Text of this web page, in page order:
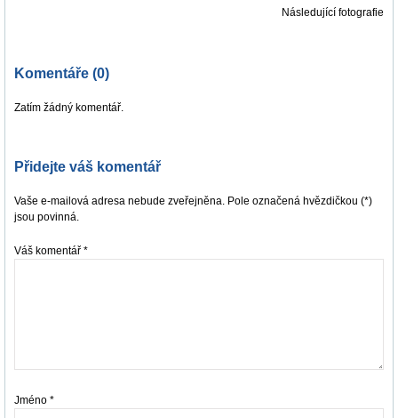
Následující fotografie
Komentáře (0)
Zatím žádný komentář.
Přidejte váš komentář
Vaše e-mailová adresa nebude zveřejněna. Pole označená hvězdičkou (*)
jsou povinná.
Váš komentář *
Jméno *